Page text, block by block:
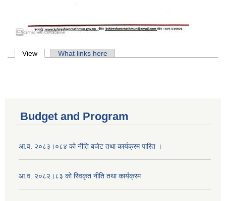
Primary tabs
View (active tab)What links here
Budget and Program
आ.व. २०८३।०८४ को नीति बजेट तथा कार्यक्रम पारित ।
आ.व. २०८२।८३ को स्विकृत नीति तथा कार्यक्रम